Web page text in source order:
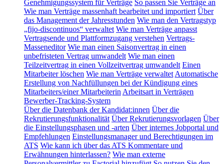
Genehmigungssystem für Verträge So passen Sie Verträge an
Wie man Verträge massenhaft bearbeitet und importiert Über
das Management der Jahresstunden Wie man den Vertragstyp
„fijo-discontinuos“ verwaltet Wie man Verträge anpasst
Vertragsende und Plattformzugang verstehen Vertrags-
Masseneditor Wie man einen Saisonvertrag in einen
unbefristeten Vertrag umwandelt Wie man einen
Teilzeitvertrag in einen Vollzeitvertrag umwandelt Einen
Mitarbeiter löschen Wie man Verträge verwaltet Automatische
Erstellung von Nachfüllungen bei der Kündigung eines
Mitarbeiters/einer Mitarbeiterin Arbeitsart in Verträgen
Bewerber-Tracking-System
Über die Datenbank der Kandidat:innen Über die
Rekrutierungsfunktionalität Über Rekrutierungsvorlagen Über
die Einstellungsphasen und -arten Über internes Jobportal und
Empfehlungen Einstellungsmanager und Berechtigungen im
ATS Wie kann ich über das ATS Kommentare und
Erwähnungen hinterlassen? Wie man externe